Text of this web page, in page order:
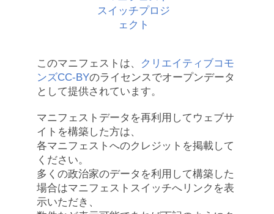
このマニフェストは、
クリエイティブコモ
ンズCC-BYのライセンスでオープンデータ
として提供されています。
マニフェストデータを再利用してウェブサ
イトを構築した方は、
各マニフェストへのクレジットを掲載して
ください。
多くの政治家のデータを利用して構築した
場合はマニフェストスイッチへリンクを表
示いただき、